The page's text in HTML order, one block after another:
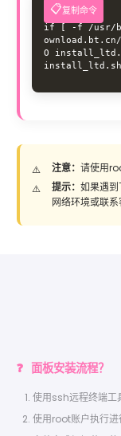
复制命令
if [ -f /usr/
O
注意：请使用
提示：如果遇
网络环境或联系
面板安装流程？
使用ssh远程终端工
使用root账户执行进